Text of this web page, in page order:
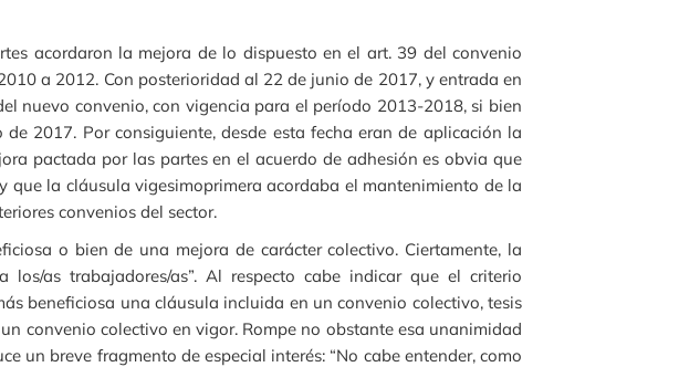
acordaron la mejora de lo dispuesto en el art. 39 del convenio
a 2012. Con posterioridad al 22 de junio de 2017, y entrada en
nuevo convenio, con vigencia para el período 2013-2018, si bien
2017. Por consiguiente, desde esta fecha eran de aplicación la
pactada por las partes en el acuerdo de adhesión es obvia que
la cláusula vigesimoprimera acordaba el mantenimiento de la
convenios del sector.
o bien de una mejora de carácter colectivo. Ciertamente, la
as trabajadores/as”. Al respecto cabe indicar que el criterio
beneficiosa una cláusula incluida en un convenio colectivo, tesis
convenio colectivo en vigor. Rompe no obstante esa unanimidad
un breve fragmento de especial interés: “No cabe entender, como